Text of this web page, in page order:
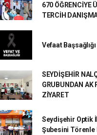
670 ÖĞRENCİYE
TERCİH
Vefaat Başsağlığı
SEYDİŞEHİR
GRUBUNDAN AK
ZİYARET
Seydişehir Optik
Şubesini Törenle